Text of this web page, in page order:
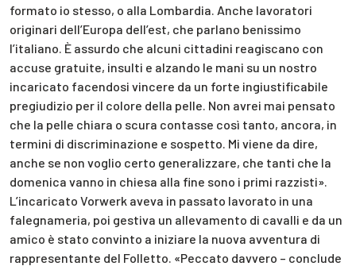
formato io stesso, o alla Lombardia. Anche lavoratori
originari dell’Europa dell’est, che parlano benissimo
l’italiano. È assurdo che alcuni cittadini reagiscano con
accuse gratuite, insulti e alzando le mani su un nostro
incaricato facendosi vincere da un forte ingiustificabile
pregiudizio per il colore della pelle. Non avrei mai pensato
che la pelle chiara o scura contasse così tanto, ancora, in
termini di discriminazione e sospetto. Mi viene da dire,
anche se non voglio certo generalizzare, che tanti che la
domenica vanno in chiesa alla fine sono i primi razzisti».
L’incaricato Vorwerk aveva in passato lavorato in una
falegnameria, poi gestiva un allevamento di cavalli e da un
amico è stato convinto a iniziare la nuova avventura di
rappresentante del Folletto. «Peccato davvero – conclude